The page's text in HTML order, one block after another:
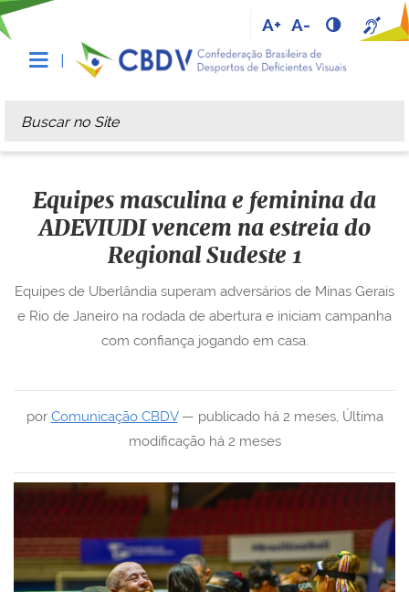
A+ A-
Busca
Busca Avançada…
Equipes masculina e feminina da
ADEVIUDI vencem na estreia do
Regional Sudeste 1
por Comunicação CBDV— publicado há 2 meses, Última
modificação há 2 meses
Equipes de Uberlândia superam adversários de Minas Gerais
e Rio de Janeiro na rodada de abertura e iniciam campanha
com confiança jogando em casa.